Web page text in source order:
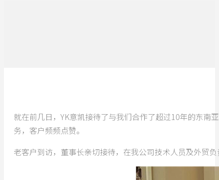
就在前几日，YK意凯接待了与我们合作了超过10年的东
务，客户频频点赞。
老客户到访，董事长亲切接待，在我公司技术人员及外贸